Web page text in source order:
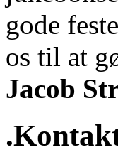
gode
os til at
Jacob